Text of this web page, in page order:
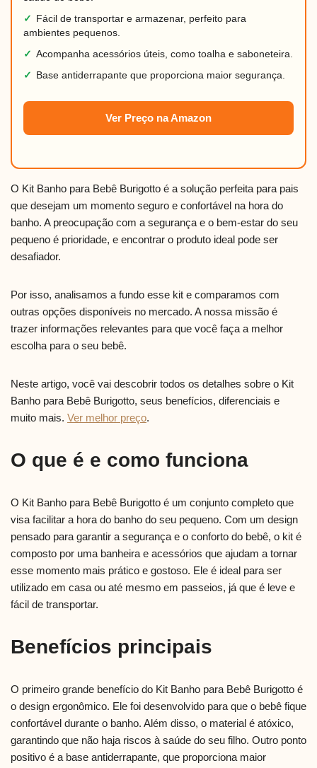
✓
Fácil de transportar e armazenar, perfeito para
ambientes pequenos.
✓ Acompanha acessórios úteis, como toalha e saboneteira.
✓
Base antiderrapante que proporciona maior segurança.
Ver Preço na Amazon
O Kit Banho para Bebê Burigotto é a solução perfeita para pais
que desejam um momento seguro e confortável na hora do
banho. A preocupação com a segurança e o bem-estar do seu
pequeno é prioridade, e encontrar o produto ideal pode ser
desafiador.
Por isso, analisamos a fundo esse kit e comparamos com
outras opções disponíveis no mercado. A nossa missão é
trazer informações relevantes para que você faça a melhor
escolha para o seu bebê.
Neste artigo, você vai descobrir todos os detalhes sobre o Kit
Banho para Bebê Burigotto, seus benefícios, diferenciais e
muito mais. Ver melhor preço.
O que é e como funciona
O Kit Banho para Bebê Burigotto é um conjunto completo que
visa facilitar a hora do banho do seu pequeno. Com um design
pensado para garantir a segurança e o conforto do bebê, o kit é
composto por uma banheira e acessórios que ajudam a tornar
esse momento mais prático e gostoso. Ele é ideal para ser
utilizado em casa ou até mesmo em passeios, já que é leve e
fácil de transportar.
Benefícios principais
O primeiro grande benefício do Kit Banho para Bebê Burigotto é
o design ergonômico. Ele foi desenvolvido para que o bebê fique
confortável durante o banho. Além disso, o material é atóxico,
garantindo que não haja riscos à saúde do seu filho. Outro ponto
positivo é a base antiderrapante, que proporciona maior